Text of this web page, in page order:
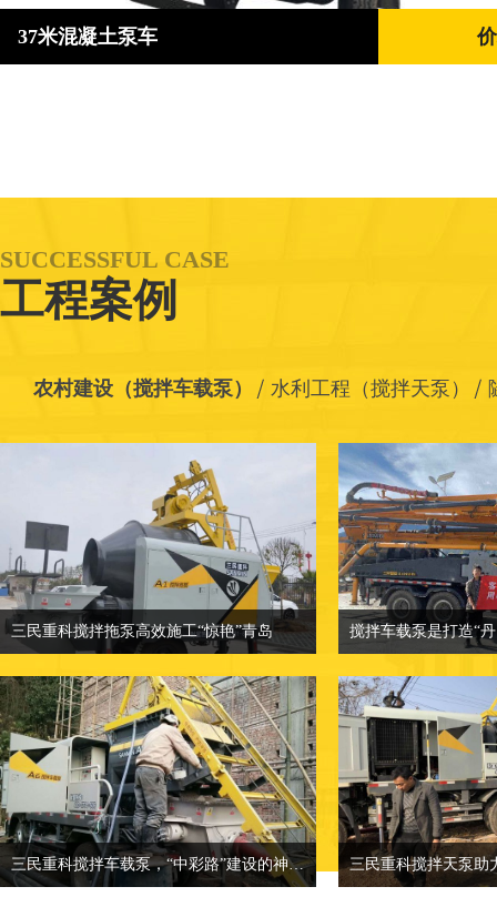
37米混凝土泵车
SUCCESSFUL CASE
工程案例
农村建设（搅拌车载泵） 水利工程（搅拌天泵）
三民重科搅拌拖泵高效施工“惊艳”青岛
三民重科搅拌拖泵高效施工“惊艳”青岛
相关介绍：小型混凝土泵车-混凝土输送
泵厂家
价格面议：小型混凝土泵车价格
地点：客户产品案例分类
相关介绍：小型混
价格面议：也可来
地点：客户产品案
三民重科搅拌车载泵，“中彩路”建设的神秘武器 三民重科搅拌天泵助